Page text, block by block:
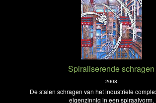
Spiraliserende schragen
2008
De stalen schragen van het industriele
eigenzinnig in een spiraalvorm.